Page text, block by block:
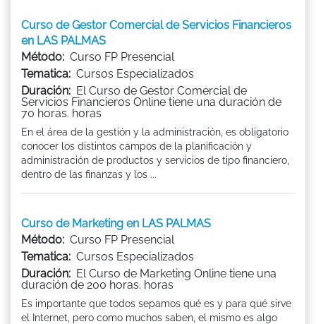
Curso de Gestor Comercial de Servicios Financieros
en LAS PALMAS
Método: Curso FP Presencial
Tematica: Cursos Especializados
Duración: El Curso de Gestor Comercial de
Servicios Financieros Online tiene una duración de
70 horas. horas
En el área de la gestión y la administración, es obligatorio
conocer los distintos campos de la planificación y
administración de productos y servicios de tipo financiero,
dentro de las finanzas y los ...
Curso de Marketing en LAS PALMAS
Método: Curso FP Presencial
Tematica: Cursos Especializados
Duración: El Curso de Marketing Online tiene una
duración de 200 horas. horas
Es importante que todos sepamos qué es y para qué sirve
el Internet, pero como muchos saben, el mismo es algo